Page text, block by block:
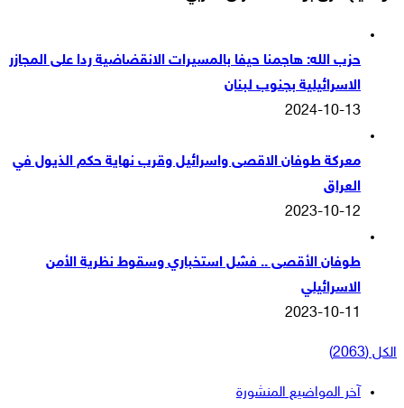
حزب الله: هاجمنا حيفا بالمسيرات الانقضاضية ردا على المجازر
الاسرائيلية بجنوب لبنان
2024-10-13
معركة طوفان الاقصى واسرائيل وقرب نهاية حكم الذيول في
العراق
2023-10-12
طوفان الأقصى .. فشل استخباري وسقوط نظرية الأمن
الاسرائيلي
2023-10-11
الكل (2063)
آخر المواضيع المنشورة